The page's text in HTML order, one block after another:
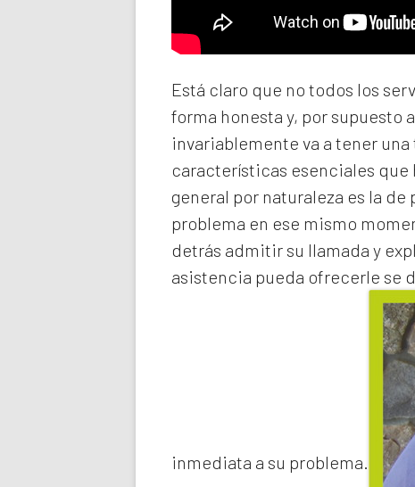
Está claro que no todos los
forma honesta y, por supuesto
invariablemente va a tener
características esenciales
general por naturaleza es la
problema en ese mismo
detrás admitir su llamada y
asistencia pueda ofrecerle se
inmediata a su problema.